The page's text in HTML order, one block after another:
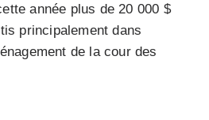
année plus de 20 000 $
principalement dans
de la cour des